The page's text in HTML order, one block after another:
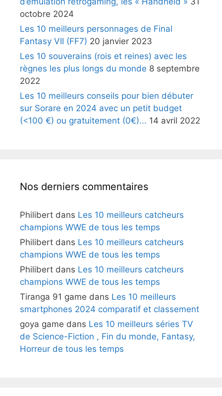
octobre 2024
Les 10 meilleurs personnages de Final
Fantasy VII (FF7) 20 janvier 2023
Les 10 souverains (rois et reines) avec les
règnes les plus longs du monde 8 septembre
2022
Les 10 meilleurs conseils pour bien débuter
sur Sorare en 2024 avec un petit budget
(<100 €) ou gratuitement (0€)... 14 avril 2022
Nos derniers commentaires
Philibert dans Les 10 meilleurs catcheurs
champions WWE de tous les temps
Philibert dans Les 10 meilleurs catcheurs
champions WWE de tous les temps
Philibert dans Les 10 meilleurs catcheurs
champions WWE de tous les temps
Tiranga 91 game dans Les 10 meilleurs
smartphones 2024 comparatif et classement
goya game dans Les 10 meilleurs séries TV
de Science-Fiction , Fin du monde, Fantasy,
Horreur de tous les temps